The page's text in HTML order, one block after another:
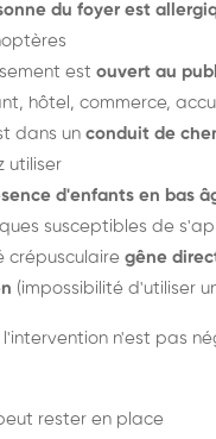
du foyer est
est ouvert au
hôtel, commerce,
dans un conduit de
utiliser
d'enfants en bas
susceptibles de
crépusculaire gêne
(impossibilité d'utiliser
l'intervention n'est pas
rester en place